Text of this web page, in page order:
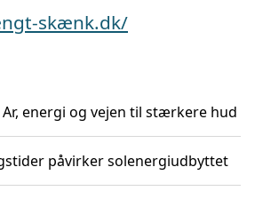
skænk.dk/
energi og vejen til stærkere hud
påvirker solenergiudbyttet